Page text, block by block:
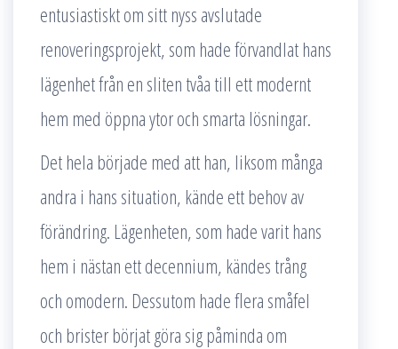
entusiastiskt om sitt nyss avslutade
renoveringsprojekt, som hade förvandlat hans
lägenhet från en sliten tvåa till ett modernt
hem med öppna ytor och smarta lösningar.
Det hela började med att han, liksom många
andra i hans situation, kände ett behov av
förändring. Lägenheten, som hade varit hans
hem i nästan ett decennium, kändes trång
och omodern. Dessutom hade flera småfel
och brister börjat göra sig påminda om